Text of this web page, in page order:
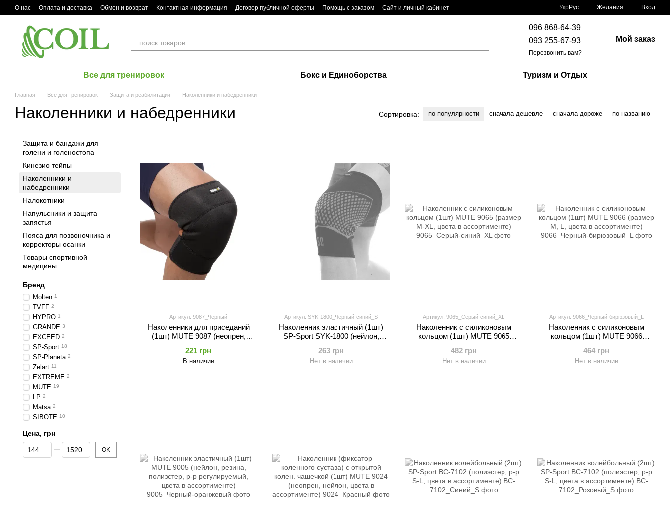
Перейти к основному контенту
О нас Оплата и доставка Обмен и возврат Контактная информация Договор публичной оферты Помощь с заказом Сайт и личный кабинет Укр Рус Желания Вход
096 868-64-39
093 255-67-93
Перезвонить вам?
Мой заказ
Все для тренировок Бокс и Единоборства Туризм и Отдых
Главная Все для тренировок Защита и реабилитация Наколенники и набедренники
Наколенники и набедренники Сортировка: по популярности сначала дешевле сначала дороже по названию
Артикул: 9087_Черный
Наколенники для приседаний
(1шт) MUTE 9087 (неопрен,
ассортименте) 9085
221 грн
В наличии
Артикул: SYK-1800_Черный-синий_S
Наколенник эластичный (1шт)
SP-Sport SYK-1800 (нейлон,
в ассортименте)
263 грн
Нет в наличии
Артикул: 9065_Серый-синий_XL
Наколенник с силиконовым
кольцом (1шт) MUTE 9065
ассортименте)
482 грн
Нет в наличии
Артикул: 9066_Черный-бирюзовый_L
Наколенник с силиконовым
кольцом (1шт) MUTE 9066
ассортименте)
464 грн
Нет в наличии
Защита и бандажи для
голени и голеностопа
Кинезио тейпы
Наколенники и
набедренники
Налокотники
Напульсники и защита
запястья
Пояса для позвоночника и
корректоры осанки
Товары спортивной
медицины
Бренд
Molten 1
TVFF 2
HYPRO 1
GRANDE 3
EXCEED 2
SP-Sport 18
SP-Planeta 2
Zelart 11
EXTREME 2
MUTE 19
LP 2
Matsa 2
SIBOTE 10
Цена, грн
От Цена, грн
До Цена, грн OK